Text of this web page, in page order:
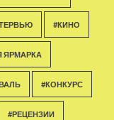
#КИНО
ЯРМАРКА
#КОНКУРС
#РЕЦЕНЗИИ